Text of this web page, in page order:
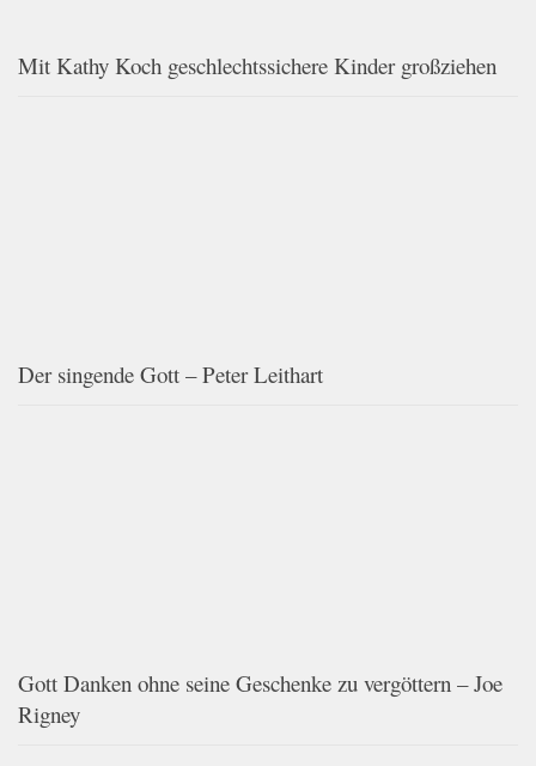
Mit Kathy Koch geschlechtssichere Kinder großziehen
Der singende Gott – Peter Leithart
Gott Danken ohne seine Geschenke zu vergöttern – Joe
Rigney